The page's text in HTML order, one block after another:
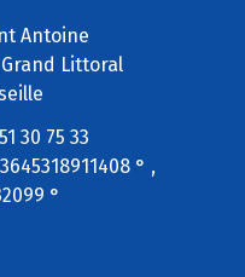
Antoine
Littoral
30 75 33
° ,
°